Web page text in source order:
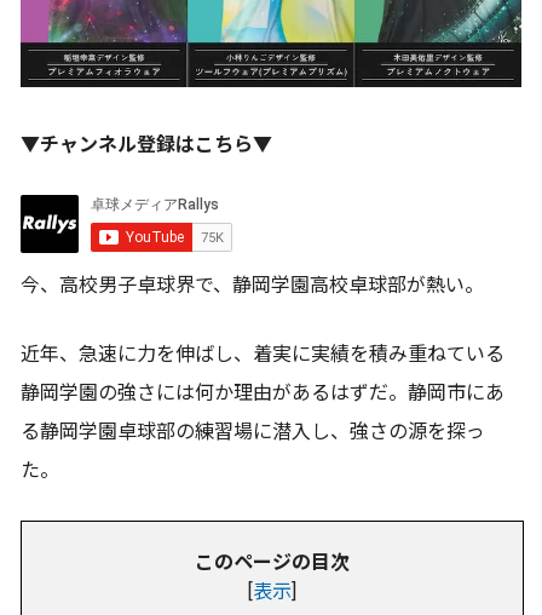
▼チャンネル登録はこちら▼
今、高校男子卓球界で、静岡学園高校卓球部が熱い。
近年、急速に力を伸ばし、着実に実績を積み重ねている
静岡学園の強さには何か理由があるはずだ。静岡市にあ
る静岡学園卓球部の練習場に潜入し、強さの源を探っ
た。
このページの目次
[表示]